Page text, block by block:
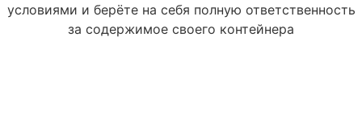
условиями и берёте на себя полную ответственность
за содержимое своего контейнера